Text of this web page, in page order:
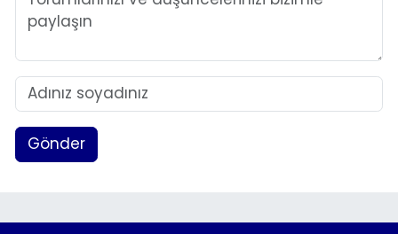
Gönder